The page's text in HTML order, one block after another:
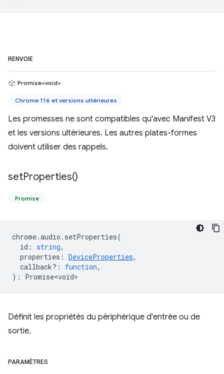
RENVOIE
Promise<void>
Chrome 116 et versions ultérieures
Les promesses ne sont compatibles qu'avec Manifest V3
et les versions ultérieures. Les autres plates-formes
doivent utiliser des rappels.
setProperties()
Promise
chrome.audio . setProperties(
id : string,
properties : DeviceProperties,
callback? : function,
) : Promise<void>
Définit les propriétés du périphérique d'entrée ou de
sortie.
PARAMÈTRES